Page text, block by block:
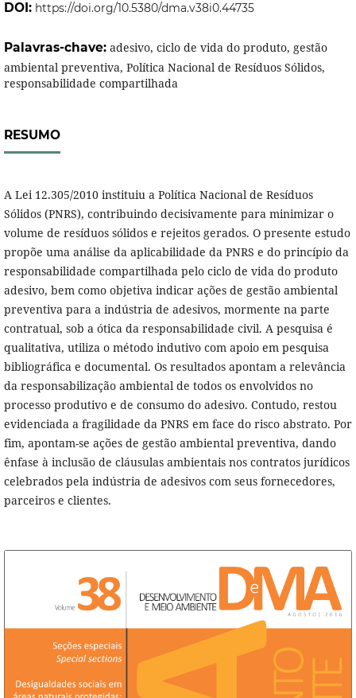
DOI: https://doi.org/10.5380/dma.v38i0.44735
Palavras-chave: adesivo, ciclo de vida do produto, gestão
ambiental preventiva, Política Nacional de Resíduos Sólidos,
responsabilidade compartilhada
RESUMO
A Lei 12.305/2010 instituiu a Política Nacional de Resíduos
Sólidos (PNRS), contribuindo decisivamente para minimizar o
volume de resíduos sólidos e rejeitos gerados. O presente estudo
propõe uma análise da aplicabilidade da PNRS e do princípio da
responsabilidade compartilhada pelo ciclo de vida do produto
adesivo, bem como objetiva indicar ações de gestão ambiental
preventiva para a indústria de adesivos, mormente na parte
contratual, sob a ótica da responsabilidade civil. A pesquisa é
qualitativa, utiliza o método indutivo com apoio em pesquisa
bibliográfica e documental. Os resultados apontam a relevância
da responsabilização ambiental de todos os envolvidos no
processo produtivo e de consumo do adesivo. Contudo, restou
evidenciada a fragilidade da PNRS em face do risco abstrato. Por
fim, apontam-se ações de gestão ambiental preventiva, dando
ênfase à inclusão de cláusulas ambientais nos contratos jurídicos
celebrados pela indústria de adesivos com seus fornecedores,
parceiros e clientes.